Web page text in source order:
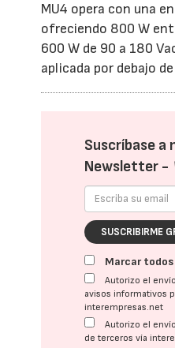
MU4 opera con una
ofreciendo 800 W
600 W de 90 a 180
aplicada por debajo
Suscríbase a
Newsletter -
SUSCRIBIRME
Marcar todos
Autorizo el
avisos informativos
interempresas.net
Autorizo el
de terceros vía